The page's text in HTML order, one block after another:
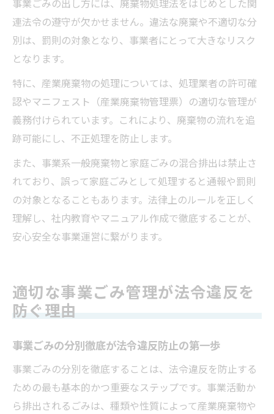
事業ごみの出し方には、廃棄物処理法をはじめとした関
連法令の遵守が欠かせません。違法な廃棄や不適切な分
別は、罰則の対象となり、事業者にとって大きなリスク
となります。
特に、産業廃棄物の処理については、処理業者の許可確
認やマニフェスト（産業廃棄物管理票）の適切な管理が
義務付けられています。これにより、廃棄物の流れを追
跡可能にし、不正処理を防止します。
また、事業系一般廃棄物と家庭ごみの混合排出は禁止さ
れており、誤って家庭ごみとして処理すると通報や罰則
の対象となることもあります。法律上のルールを正しく
理解し、社内教育やマニュアル作成で徹底することが、
安心安全な事業運営に繋がります。
適切な事業ごみ管理が法令違反を
防ぐ理由
事業ごみの分別徹底が法令違反防止の第一歩
事業ごみの分別を徹底することは、法令違反を防止する
ための最も基本的かつ重要なステップです。事業活動か
ら排出されるごみは、種類や性質によって産業廃棄物や